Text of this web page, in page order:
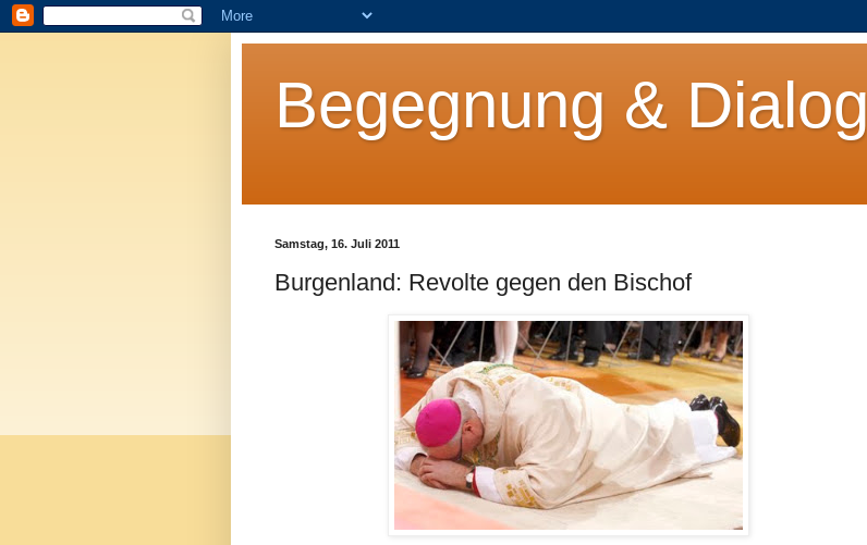
Begegnung & Dialog
Samstag, 16. Juli 2011
Burgenland: Revolte gegen den Bischof